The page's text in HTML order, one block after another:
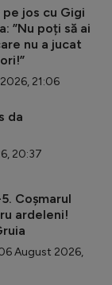
jos cu Gigi
”Nu poți să ai
nu a jucat
21:06
da
20:37
Coșmarul
ardeleni!
August 2026,